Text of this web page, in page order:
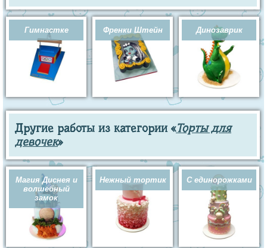
Гимнастке Френки Штейн Динозаврик
Другие работы из категории «Торты для
девочек»
Магия Диснея и
волшебный
замок
Нежный тортик С единорожками